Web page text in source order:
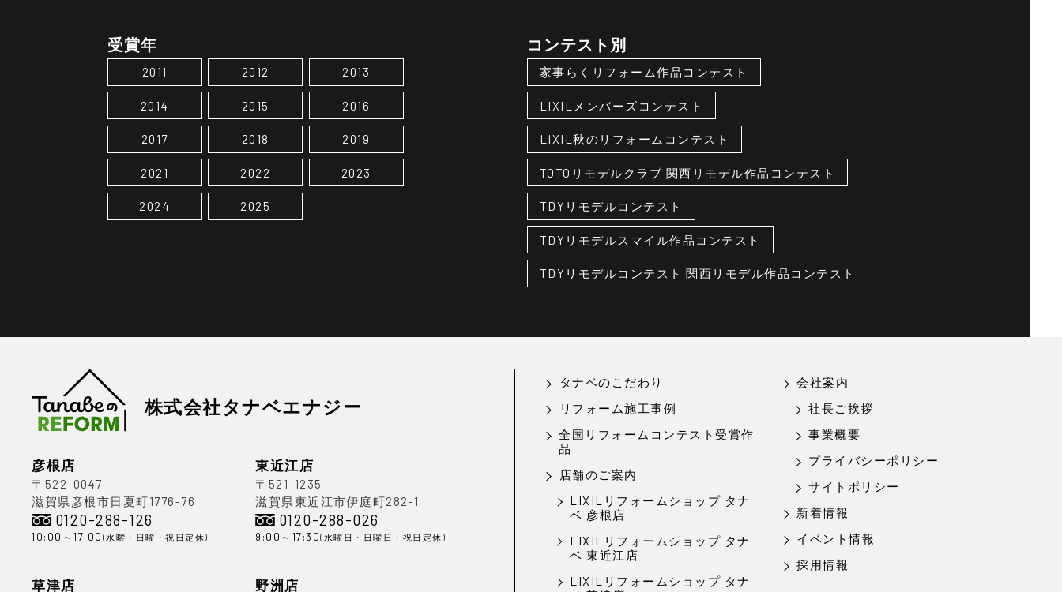
受賞年
2011 2012 2013
2014 2015 2016
2017 2018 2019
2021 2022 2023
2024 2025
コンテスト別
家事らくリフォーム作品コンテスト
LIXILメンバーズコンテスト
LIXIL秋のリフォームコンテスト
TOTOリモデルクラブ 関西リモデル作品コンテスト
TDYリモデルコンテスト
TDYリモデルスマイル作品コンテスト
TDYリモデルコンテスト 関西リモデル作品コンテスト
株式会社タナベエナジー
彦根店
〒522-0047
滋賀県彦根市日夏町1776-76
0120-288-126
10:00～17:00 (水曜・日曜・祝日定休)
東近江店
〒521-1235
滋賀県東近江市伊庭町282-1
0120-288-026
9:00～17:30(水曜日・日曜日・祝日定休)
草津店 野洲店
タナベのこだわり
リフォーム施工事例
全国リフォームコンテスト受賞作
品
店舗のご案内
LIXILリフォームショップ タナ
ベ 彦根店
LIXILリフォームショップ タナ
ベ 東近江店
LIXILリフォームショップ タナ
会社案内
社長ご挨拶
事業概要
プライバシーポリシー
サイトポリシー
新着情報
イベント情報
採用情報